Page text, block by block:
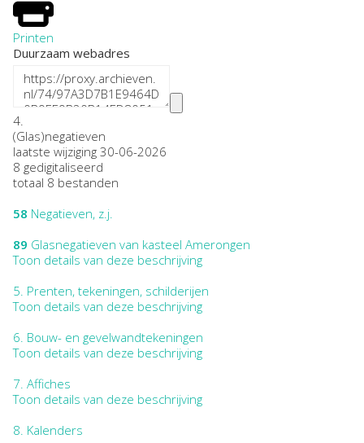
Printen
Duurzaam webadres
4.
(Glas)negatieven
laatste wijziging 30-06-2026
8 gedigitaliseerd
totaal 8 bestanden
58 Negatieven, z.j.
89 Glasnegatieven van kasteel Amerongen
Toon details van deze beschrijving
5. Prenten, tekeningen, schilderijen
Toon details van deze beschrijving
6. Bouw- en gevelwandtekeningen
Toon details van deze beschrijving
7. Affiches
Toon details van deze beschrijving
8. Kalenders